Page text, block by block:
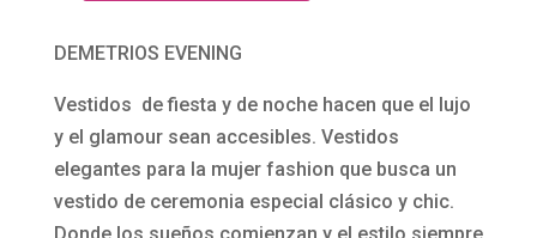
fiesta
falda
plisada
D369
de
DEMETRIOS EVENING
Vestidos de fiesta y de noche hacen que el lujo
y el glamour sean accesibles. Vestidos
elegantes para la mujer fashion que busca un
vestido de ceremonia especial clásico y chic.